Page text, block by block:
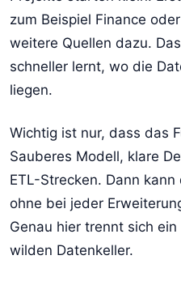
zum Beispiel Finance
weitere Quellen dazu.
schneller lernt, wo die
liegen.
Wichtig ist nur, dass das
Sauberes Modell, klare
ETL-Strecken. Dann
ohne bei jeder
Genau hier trennt sich
wilden Datenkeller.